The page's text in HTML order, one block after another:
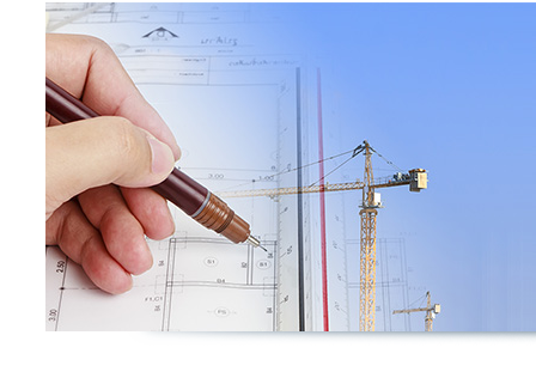
внесения
изменения в
Ассоциации